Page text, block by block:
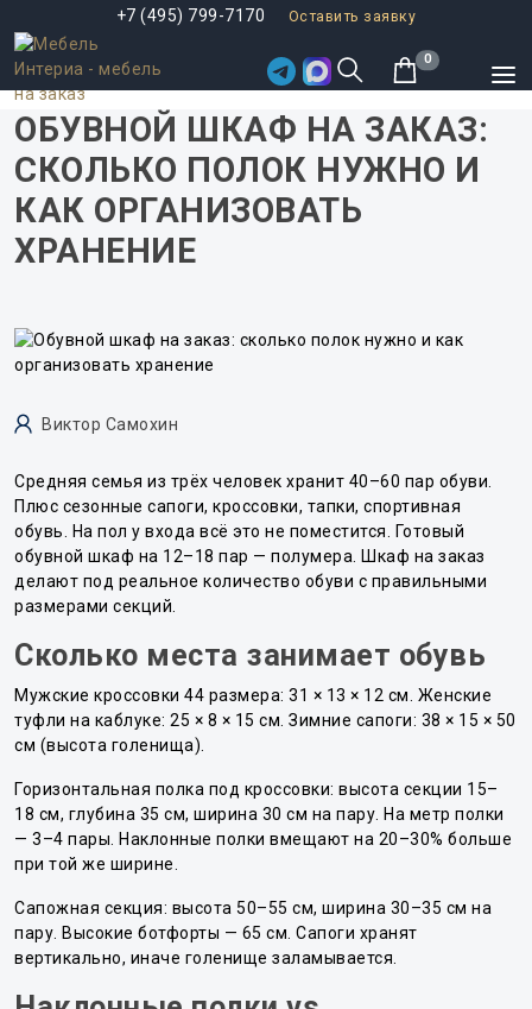
+7 (495) 799-7170 Оставить заявку
0
ОБУВНОЙ ШКАФ НА ЗАКАЗ:
СКОЛЬКО ПОЛОК НУЖНО И
КАК ОРГАНИЗОВАТЬ
ХРАНЕНИЕ
Виктор Самохин
Средняя семья из трёх человек хранит 40–60 пар обуви.
Плюс сезонные сапоги, кроссовки, тапки, спортивная
обувь. На пол у входа всё это не поместится. Готовый
обувной шкаф на 12–18 пар — полумера. Шкаф на заказ
делают под реальное количество обуви с правильными
размерами секций.
Сколько места занимает обувь
Мужские кроссовки 44 размера: 31 × 13 × 12 см. Женские
туфли на каблуке: 25 × 8 × 15 см. Зимние сапоги: 38 × 15 × 50
см (высота голенища).
Горизонтальная полка под кроссовки: высота секции 15–
18 см, глубина 35 см, ширина 30 см на пару. На метр полки
— 3–4 пары. Наклонные полки вмещают на 20–30% больше
при той же ширине.
Сапожная секция: высота 50–55 см, ширина 30–35 см на
пару. Высокие ботфорты — 65 см. Сапоги хранят
вертикально, иначе голенище заламывается.